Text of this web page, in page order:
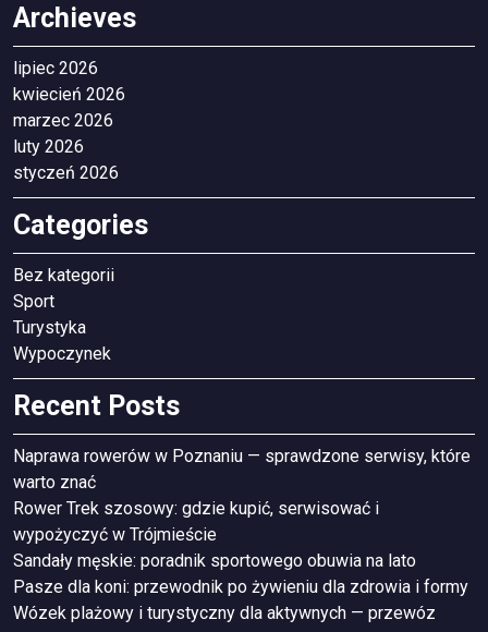
Archieves
lipiec 2026
kwiecień 2026
marzec 2026
luty 2026
styczeń 2026
Categories
Bez kategorii
Sport
Turystyka
Wypoczynek
Recent Posts
Naprawa rowerów w Poznaniu — sprawdzone serwisy, które
warto znać
Rower Trek szosowy: gdzie kupić, serwisować i
wypożyczyć w Trójmieście
Sandały męskie: poradnik sportowego obuwia na lato
Pasze dla koni: przewodnik po żywieniu dla zdrowia i formy
Wózek plażowy i turystyczny dla aktywnych — przewóz